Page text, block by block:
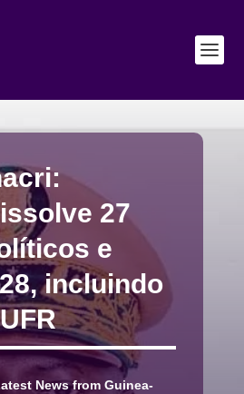
27
e
incluindo
News from Guinea-